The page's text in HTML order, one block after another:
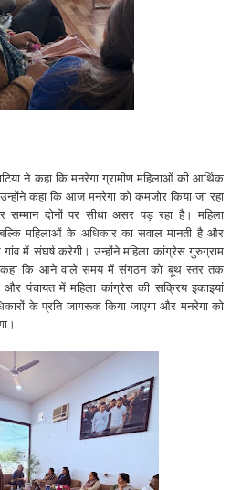
ने कहा कि मनरेगा ग्रामीण महिलाओं की आर्थिक
कहा कि आज मनरेगा को कमजोर किया जा रहा
दोनों पर सीधा असर पड़ रहा है। महिला
महिलाओं के अधिकार का सवाल मानती है और
में संघर्ष करेगी। उन्होंने महिला कांग्रेस गुरुग्राम
कहा कि आने वाले समय में संगठन को बूथ स्तर तक
और पंचायत में महिला कांग्रेस की सक्रिय इकाइयां
के प्रति जागरूक किया जाएगा और मनरेगा को